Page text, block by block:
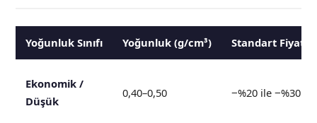
Yoğunluk Sınıfı Yoğunluk (g/cm³) Standart Fiyata
Ekonomik /
Düşük
0,40–0,50 −%20 ile −%30